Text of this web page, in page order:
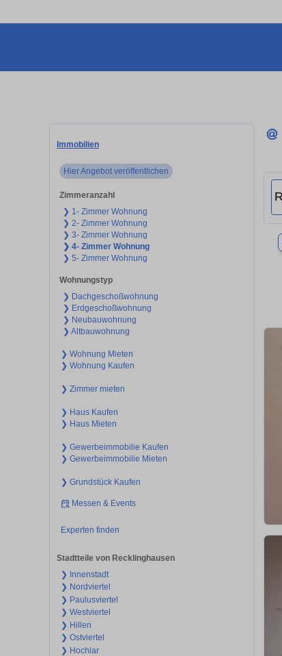
Immobilien
Hier Angebot veröffentlichen
Zimmeranzahl
❯ 1- Zimmer Wohnung
❯ 2- Zimmer Wohnung
❯ 3- Zimmer Wohnung
❯ 4- Zimmer Wohnung
❯ 5- Zimmer Wohnung
Wohnungstyp
❯ Dachgeschoßwohnung
❯ Erdgeschoßwohnung
❯ Neubauwohnung
❯ Altbauwohnung
❯ Wohnung Mieten
❯ Wohnung Kaufen
❯ Zimmer mieten
❯ Haus Kaufen
❯ Haus Mieten
❯ Gewerbeimmobilie Kaufen
❯ Gewerbeimmobilie Mieten
❯ Grundstück Kaufen
Messen & Events
Experten finden
Stadtteile von Recklinghausen
❯ Innenstadt
❯ Nordviertel
❯ Paulusviertel
❯ Westviertel
❯ Hillen
❯ Ostviertel
❯ Hochlar